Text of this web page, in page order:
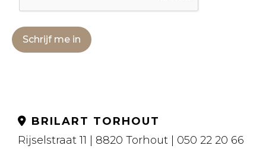
Schrijf me in
BRILART TORHOUT
Rijselstraat 11 | 8820 Torhout | 050 22 20 66